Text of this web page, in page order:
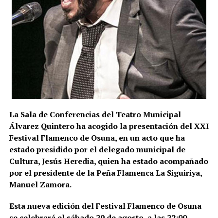
2018 y 2025. La cifra, advierten los investigadores,
todavía podría aumentar a medida que se estudie la
documentación intervenida.
Registros en La Puebla de Cazalla
La conexión con La Puebla no es meramente
territorial. La fase operativa se desarrolló el pasado
registros en sociedades mercantiles situadas en La
Puebla de Cazalla, Valencia, Badajoz y Córdoba,
además del registro de un domicilio particular en La
Puebla de Cazalla. La información oficial no precisa,
al menos por ahora, cuántas de las nueve empresas
registradas se encontraban concretamente en el
municipio sevillano, por lo que no sería correcto
La Sala de Conferencias del Teatro Municipal
Álvarez Quintero ha acogido la presentación del XXI
Festival Flamenco de Osuna, en un acto que ha
estado presidido por el delegado municipal de
Cultura, Jesús Heredia, quien ha estado acompañado
por el presidente de la Peña Flamenca La Siguiriya,
Manuel Zamora.
Esta nueva edición del Festival Flamenco de Osuna